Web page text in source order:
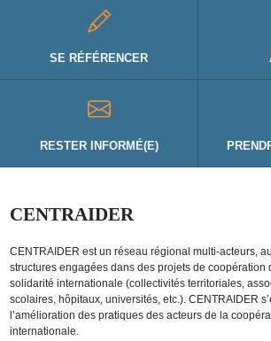
SE RÉFÉRENCER
RESTER INFORMÉ(E)
CENTRAIDER
CENTRAIDER est un réseau régional multi-acteurs,
structures engagées dans des projets de coopération
solidarité internationale (collectivités territoriales,
scolaires, hôpitaux, universités, etc.). CENTRAIDER
l’amélioration des pratiques des acteurs de la
internationale.